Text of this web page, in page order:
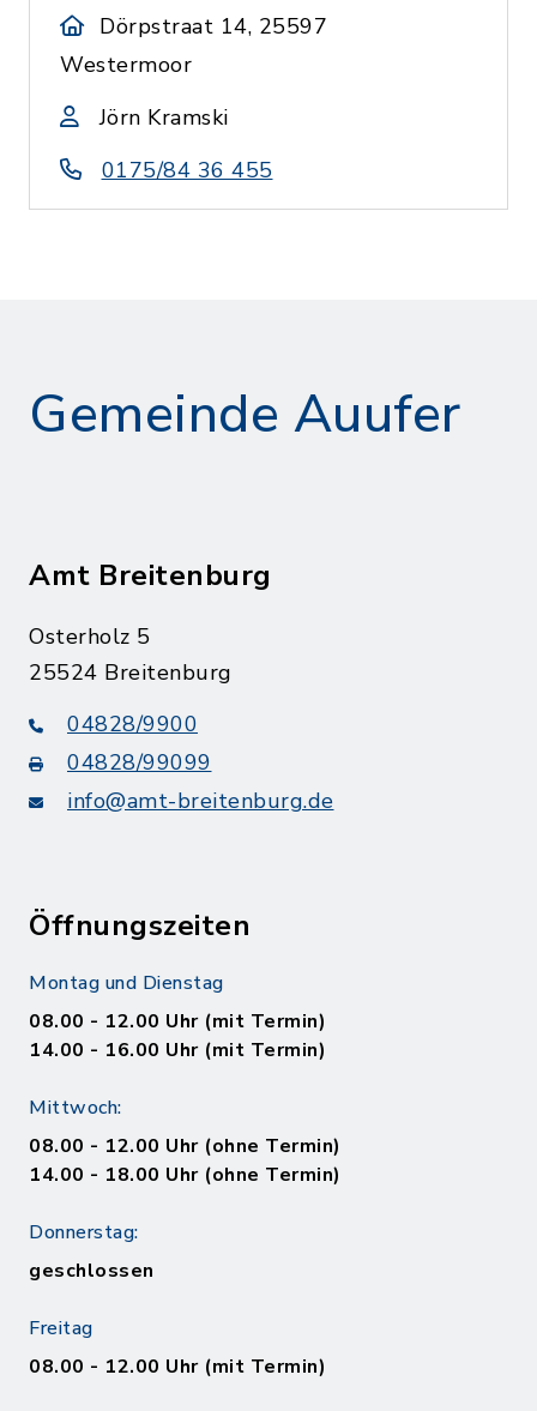
Dörpstraat 14, 25597
Westermoor
Jörn Kramski
0175/84 36 455
Gemeinde Auufer
Amt Breitenburg
Osterholz 5
25524 Breitenburg
04828/9900
04828/99099
info@amt-breitenburg.de
Öffnungszeiten
Montag und Dienstag
08.00 - 12.00 Uhr (mit Termin)
14.00 - 16.00 Uhr (mit Termin)
Mittwoch:
08.00 - 12.00 Uhr (ohne Termin)
14.00 - 18.00 Uhr (ohne Termin)
Donnerstag:
geschlossen
Freitag
08.00 - 12.00 Uhr (mit Termin)